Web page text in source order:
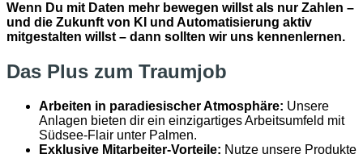
Wenn Du mit Daten mehr bewegen willst als nur Zahlen –
und die Zukunft von KI und Automatisierung aktiv
mitgestalten willst – dann sollten wir uns kennenlernen.
Das Plus zum Traumjob
Arbeiten in paradiesischer Atmosphäre: Unsere
Anlagen bieten dir ein einzigartiges Arbeitsumfeld mit
Südsee-Flair unter Palmen.
Exklusive Mitarbeiter-Vorteile: Nutze unsere Produkte